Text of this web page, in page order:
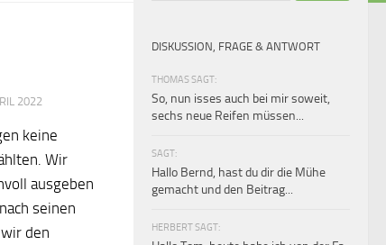
2022
keine
Wir
ausgeben
seinen
den
DISKUSSION, FRAGE & ANTWORT
THOMAS SAGT:
So, nun isses auch bei mir soweit,
sechs neue Reifen müssen...
SAGT:
Hallo Bernd, hast du dir die Mühe
gemacht und den Beitrag...
HERBERT SAGT: